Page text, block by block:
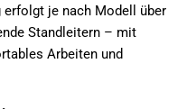
erfolgt je nach Modell über
Standleitern – mit
Arbeiten und